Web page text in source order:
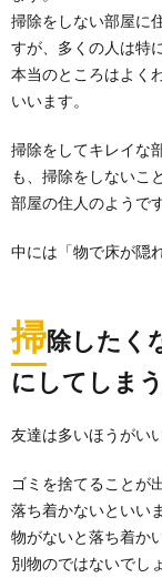
掃除をしない部屋に
すが、多くの人は特
本当のところはよく
いいます。
掃除をしてキレイな
も、掃除をしないこ
部屋の住人のようです
中には「物で床が隠
掃除したく
にしてしま
友達は多いほうがい
ゴミを捨てることが
落ち着かないといいま
物がないと落ち着か
別物のではないでし